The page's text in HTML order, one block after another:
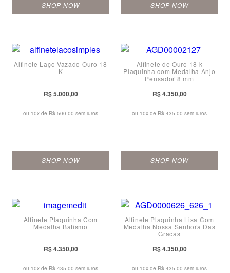
SHOP NOW SHOP NOW
Alfinete Laço Vazado Ouro 18
K
R$ 5.000,00
ou 10x de R$ 500,00 sem juros
SHOP NOW
Alfinete de Ouro 18 k
Plaquinha com Medalha Anjo
Pensador 8 mm
R$ 4.350,00
ou 10x de R$ 435,00 sem juros
SHOP NOW
Alfinete Plaquinha Com
Medalha Batismo
R$ 4.350,00
ou 10x de R$ 435,00 sem juros
Alfinete Plaquinha Lisa Com
Medalha Nossa Senhora Das
Graças
R$ 4.350,00
ou 10x de R$ 435,00 sem juros